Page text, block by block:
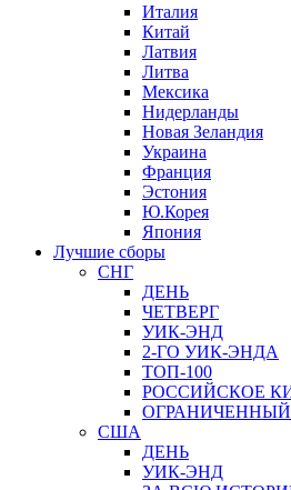
Италия
Китай
Латвия
Литва
Мексика
Нидерланды
Новая Зеландия
Украина
Франция
Эстония
Ю.Корея
Япония
Лучшие сборы
СНГ
ДЕНЬ
ЧЕТВЕРГ
УИК-ЭНД
2-ГО УИК-ЭНДА
ТОП-100
РОССИЙСКОЕ
США
ДЕНЬ
УИК-ЭНД